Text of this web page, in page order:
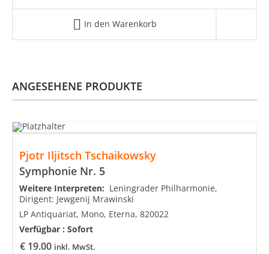
In den Warenkorb
ANGESEHENE PRODUKTE
Pjotr Iljitsch Tschaikowsky
Symphonie Nr. 5
€ 19.00 inkl. MwSt.
Weitere Interpreten: Leningrader Philharmonie,
Dirigent: Jewgenij Mrawinski
LP Antiquariat, Mono, Eterna, 820022
Verfügbar : Sofort